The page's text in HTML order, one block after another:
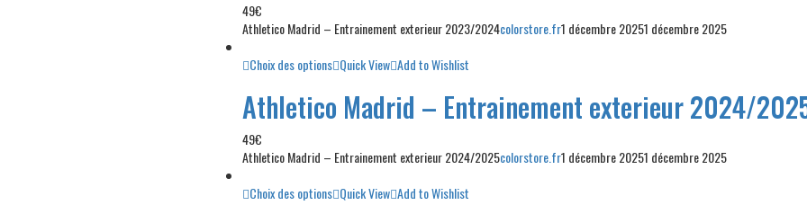
49€
Athletico Madrid – Entrainement exterieur 2023/2024colorstore.fr1 décembre 20251 décembre 2025
Choix des options Quick View Add to Wishlist
Athletico Madrid – Entrainement exterieur 2024/
49€
Athletico Madrid – Entrainement exterieur 2024/2025colorstore.fr1 décembre 20251 décembre 2025
Choix des options Quick View Add to Wishlist